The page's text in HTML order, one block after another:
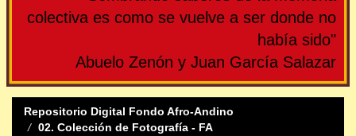
colectiva es como se vuelve a ser donde no
había sido"
Abuelo Zenón y Juan García Salazar
Repositorio Digital Fondo Afro-Andino
02. Colección de Fotografía - FA